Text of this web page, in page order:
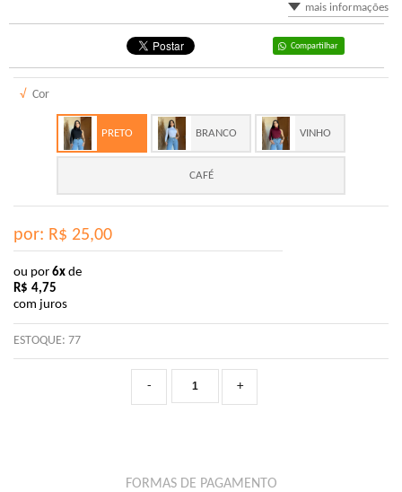
mais informações
Compartilhar
√ Cor
PRETO BRANCO VINHO
CAFÉ
por: R$ 25,00
ou por 6x de
R$ 4,75
com juros
ESTOQUE: 77
+
-
FORMAS DE PAGAMENTO